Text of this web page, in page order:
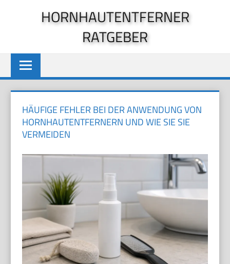
HORNHAUTENTFERNER
RATGEBER
HÄUFIGE FEHLER BEI DER ANWENDUNG VON
HORNHAUTENTFERNERN UND WIE SIE SIE
VERMEIDEN